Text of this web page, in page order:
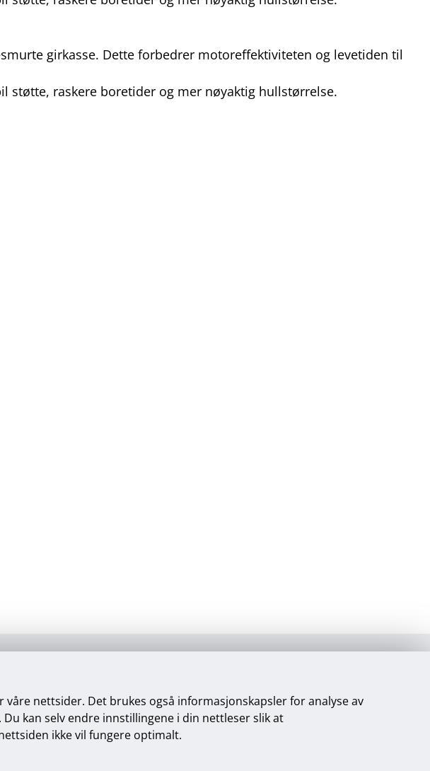
nettsider. Det brukes også informasjonskapsler for analyse av
kan selv endre innstillingene i din nettleser slik at
ikke vil fungere optimalt.
girkasse. Dette forbedrer motoreffektiviteten og levetiden til
raskere boretider og mer nøyaktig hullstørrelse.